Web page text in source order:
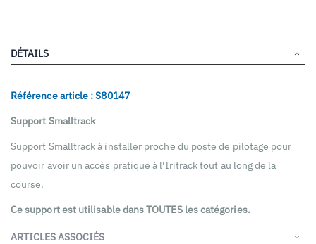
DÉTAILS
Référence article : S80147
Support Smalltrack
Support Smalltrack à installer proche du poste de pilotage pour
pouvoir avoir un accès pratique à l'Iritrack tout au long de la
course.
Ce support est utilisable dans TOUTES les catégories.
ARTICLES ASSOCIÉS